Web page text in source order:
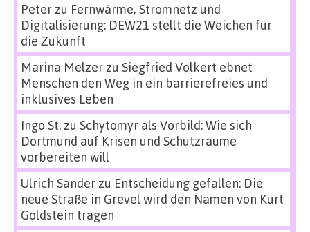
Peterzu Fernwärme, Stromnetz und
Digitalisierung: DEW21 stellt die Weichen für
die Zukunft
Marina Melzerzu Siegfried Volkert ebnet
Menschen den Weg in ein barrierefreies und
inklusives Leben
Ingo St.zu Schytomyr als Vorbild: Wie sich
Dortmund auf Krisen und Schutzräume
vorbereiten will
Ulrich Sanderzu Entscheidung gefallen: Die
neue Straße in Grevel wird den Namen von Kurt
Goldstein tragen